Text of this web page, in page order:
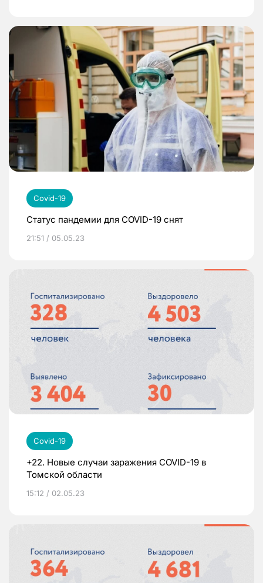
Covid-19
Статус пандемии для COVID-19 снят
21:51 / 05.05.23
Covid-19
+22. Новые случаи заражения COVID-19 в
Томской области
15:12 / 02.05.23